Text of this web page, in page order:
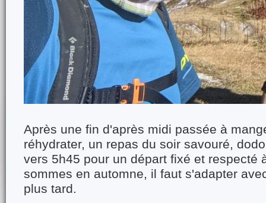
Après une fin d'après midi passée à
réhydrater, un repas du soir savouré,
vers 5h45 pour un départ fixé et respecté
sommes en automne, il faut s'adapter
plus tard.